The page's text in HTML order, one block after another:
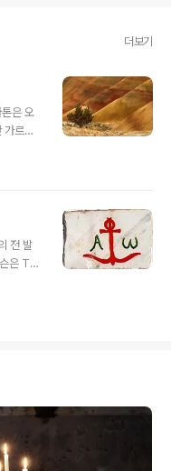
더보기
은 오
가르쳤
위대
그리
에서
시를
님께
전 발
은 Th
도교
통치
국민
게 했
령을
만의